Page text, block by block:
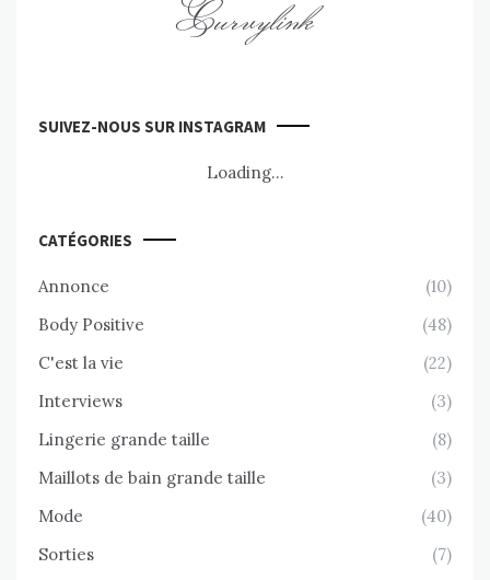
Curvylink
SUIVEZ-NOUS SUR INSTAGRAM
Loading...
CATÉGORIES
Annonce
(10)
Body Positive
(48)
C'est la vie
(22)
Interviews
(3)
Lingerie grande taille
(8)
Maillots de bain grande taille
(3)
Mode
(40)
Sorties
(7)